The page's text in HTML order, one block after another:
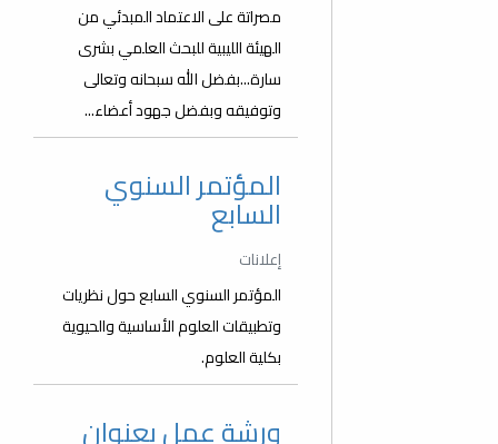
المؤتمر السنوي السابع حول نظريات
وتطبيقات العلوم الأساسية والحيوية